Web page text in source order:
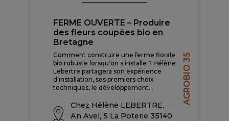
FERME OUVERTE – Produire
des fleurs coupées bio en
Bretagne
Comment construire une ferme florale
bio robuste lorsqu'on s'installe ? Hélène
Lebertre partagera son expérience
d'installation, ses premiers choix
techniques, le développement...
Chez Hélène LEBERTRE,
An Avel, 5 La Poterie 35140
AGROBIO 35